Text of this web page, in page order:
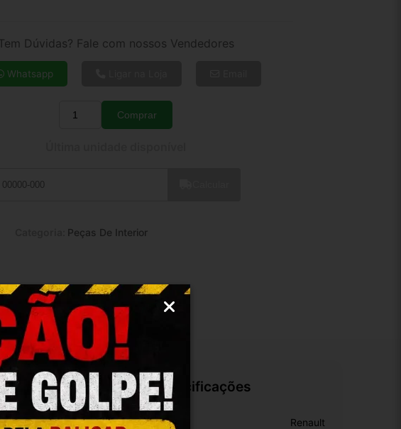
Tem Dúvidas? Fale com nossos Vendedores
Whatsapp
Quantidade
Comprar
Peças De Interior
Especificações
Marca: Renault